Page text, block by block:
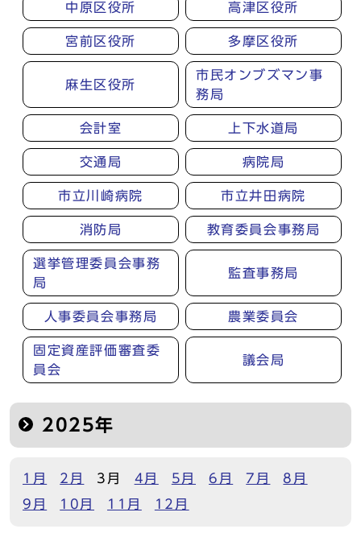
中原区役所 高津区役所
宮前区役所 多摩区役所
麻生区役所
市民オンブズマン事
務局
会計室 上下水道局
交通局 病院局
市立川崎病院 市立井田病院
消防局 教育委員会事務局
選挙管理委員会事務
局
監査事務局
人事委員会事務局 農業委員会
固定資産評価審査委
員会
議会局
2025年
1月 2月 3月 4月 5月 6月 7月
8月
9月
10月 11月 12月